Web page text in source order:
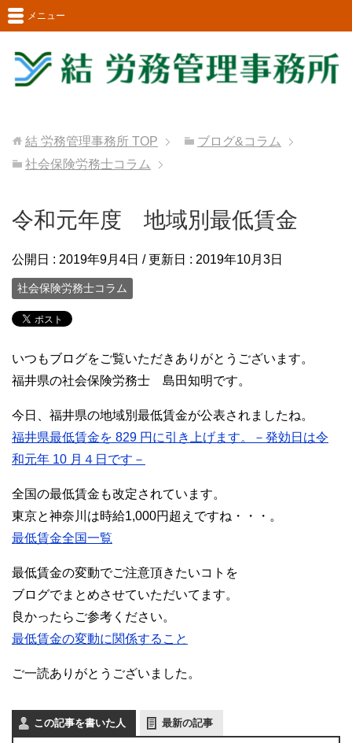
メニュー
結 労務管理事務所 TOP
ブログ&コラム
社会保険労務士コラム
令和元年度 地域別最低賃金
公開日 : 2019年9月4日 / 更新日 : 2019年10月3日
社会保険労務士コラム
いつもブログをご覧いただきありがとうございます。
福井県の社会保険労務士 島田知明です。
今日、福井県の地域別最低賃金が公表されましたね。
福井県最低賃金を 829 円に引き上げます。－発効日は令
和元年 10 月４日です－
全国の最低賃金も改定されています。
東京と神奈川は時給1,000円超えですね・・・。
最低賃金全国一覧
最低賃金の変動でご注意頂きたいコトを
ブログでまとめさせていただいてます。
良かったらご参考ください。
最低賃金の変動に関係すること
ご一読ありがとうございました。
この記事を書いた人 最新の記事